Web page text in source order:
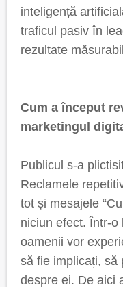
inteligență
traficul pasiv în
rezultate
Cum a început
marketingul
Publicul s-a
Reclamele
tot și mesajele
niciun efect. Într-o
oamenii vor
să fie implicați, să
despre ei. De aici